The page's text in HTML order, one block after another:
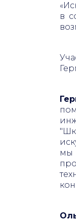
в
мы